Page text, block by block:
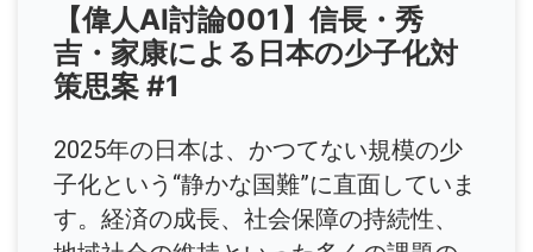
【偉人AI討論001】信長・秀
吉・家康による日本の少子化対
策思案 #1
2025年の日本は、かつてない規模の少
子化という“静かな国難”に直面していま
す。経済の成長、社会保障の持続性、